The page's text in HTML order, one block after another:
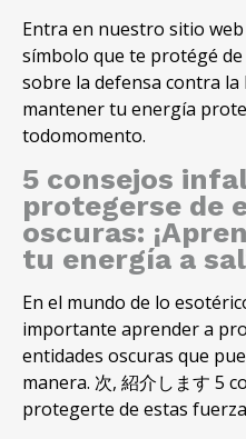
Entra en nuestro sitio
símbolo que te protégé
sobre la defensa contra
mantener tu energía
todomomento.
5 consejos
protegerse de
oscuras:
tu energía a
En el mundo de lo
importante aprender a
entidades oscuras que
manera. 次, 紹介します 5
protegerte de estas